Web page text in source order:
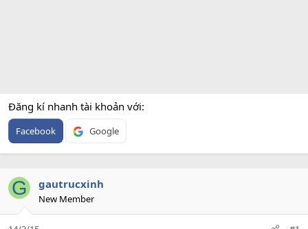
Đăng kí nhanh tài khoản với
Facebook Google
G gautrucxinh
New Member